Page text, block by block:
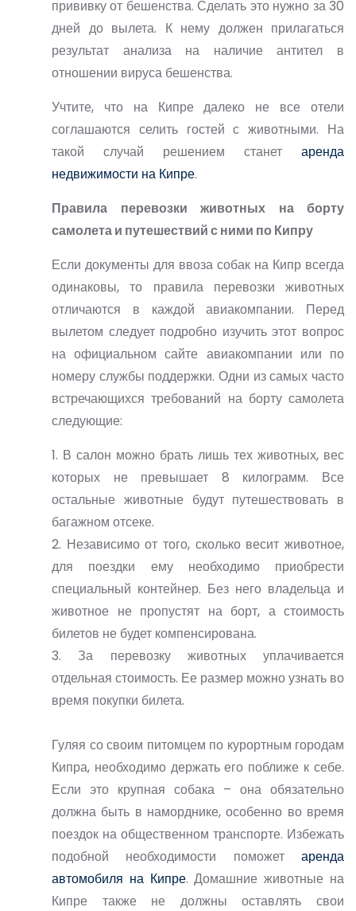
прививку от бешенства. Сделать это нужно за 30
дней до вылета. К нему должен прилагаться
результат анализа на наличие антител в
отношении вируса бешенства.
Учтите, что на Кипре далеко не все отели
соглашаются селить гостей с животными. На
такой случай решением станет аренда
недвижимости на Кипре.
Правила перевозки животных на борту
самолета и путешествий с ними по Кипру
Если документы для ввоза собак на Кипр всегда
одинаковы, то правила перевозки животных
отличаются в каждой авиакомпании. Перед
вылетом следует подробно изучить этот вопрос
на официальном сайте авиакомпании или по
номеру службы поддержки. Одни из самых часто
встречающихся требований на борту самолета
следующие:
1. В салон можно брать лишь тех животных, вес
которых не превышает 8 килограмм. Все
остальные животные будут путешествовать в
багажном отсеке.
2. Независимо от того, сколько весит животное,
для поездки ему необходимо приобрести
специальный контейнер. Без него владельца и
животное не пропустят на борт, а стоимость
билетов не будет компенсирована.
3. За перевозку животных уплачивается
отдельная стоимость. Ее размер можно узнать во
время покупки билета.
Гуляя со своим питомцем по курортным городам
Кипра, необходимо держать его поближе к себе.
Если это крупная собака – она обязательно
должна быть в наморднике, особенно во время
поездок на общественном транспорте. Избежать
подобной необходимости поможет аренда
автомобиля на Кипре. Домашние животные на
Кипре также не должны оставлять свои